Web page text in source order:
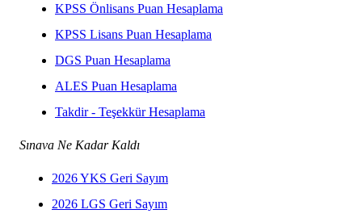
KPSS Önlisans Puan Hesaplama
KPSS Lisans Puan Hesaplama
DGS Puan Hesaplama
ALES Puan Hesaplama
Takdir - Teşekkür Hesaplama
Sınava Ne Kadar Kaldı
2026 YKS Geri Sayım
2026 LGS Geri Sayım